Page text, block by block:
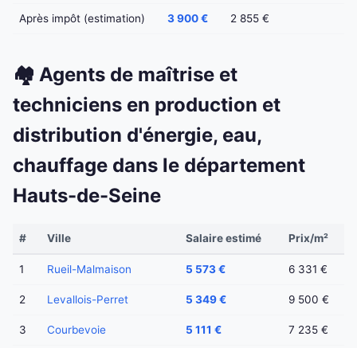
Après impôt (estimation) 3 900 € 2 855 €
🏘️ Agents de maîtrise et
techniciens en production et
distribution d'énergie, eau,
chauffage dans le département
Hauts-de-Seine
# Ville Salaire estimé Prix/m²
1 Rueil-Malmaison 5 573 € 6 331 €
2 Levallois-Perret 5 349 € 9 500 €
3 Courbevoie 5 111 € 7 235 €